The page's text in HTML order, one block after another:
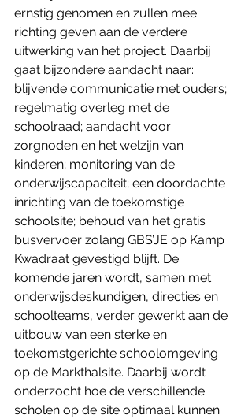
ernstig genomen en zullen mee
richting geven aan de verdere
uitwerking van het project. Daarbij
gaat bijzondere aandacht naar:
blijvende communicatie met ouders;
regelmatig overleg met de
schoolraad; aandacht voor
zorgnoden en het welzijn van
kinderen; monitoring van de
onderwijscapaciteit; een doordachte
inrichting van de toekomstige
schoolsite; behoud van het gratis
busvervoer zolang GBS’JE op Kamp
Kwadraat gevestigd blijft. De
komende jaren wordt, samen met
onderwijsdeskundigen, directies en
schoolteams, verder gewerkt aan de
uitbouw van een sterke en
toekomstgerichte schoolomgeving
op de Markthalsite. Daarbij wordt
onderzocht hoe de verschillende
scholen op de site optimaal kunnen